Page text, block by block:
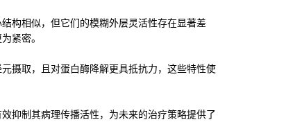
构相似，但它们的模糊外层灵活性存在显著差
紧密。
摄取，且对蛋白酶降解更具抵抗力，这些特性使
抑制其病理传播活性，为未来的治疗策略提供了